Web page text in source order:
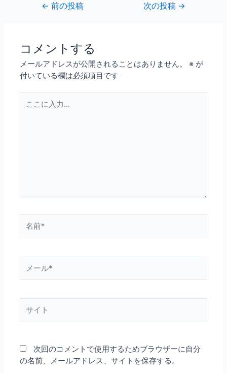
← 前の投稿 次の投稿 →
コメントする
メールアドレスが公開されることはありません。 ※ が
付いている欄は必須項目です
こ
前
ー
*
次回のコメントで使用するためブラウザーに自分
の名前、メールアドレス、サイトを保存する。